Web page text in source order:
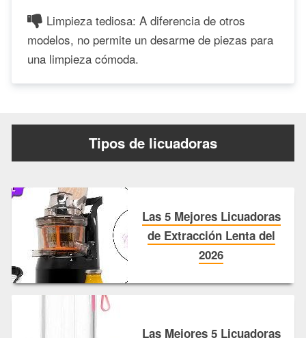
Limpieza tediosa: A diferencia de otros
modelos, no permite un desarme de piezas para
una limpieza cómoda.
Tipos de licuadoras
Las 5 Mejores Licuadoras
de Extracción Lenta del
2026
Las Mejores 5 Licuadoras